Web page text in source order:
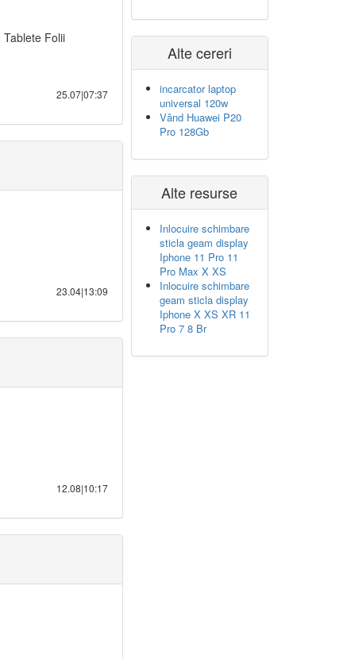
Folii
25.07|07:37
23.04|13:09
12.08|10:17
Alte cereri
incarcator laptop
universal 120w
Vând Huawei P20
Pro 128Gb
Alte resurse
Inlocuire schimbare
sticla geam display
Iphone 11 Pro 11
Pro Max X XS
Inlocuire schimbare
geam sticla display
Iphone X XS XR 11
Pro 7 8 Br